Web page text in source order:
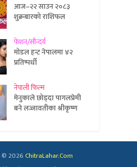
आज–२२ साउन २०८३
शुक्रबारको राशिफल
फेशन/सौन्दर्य
मोडल हन्ट नेपालमा ४२
प्रतिष्पर्धी
नेपाली फिल्म
मेनुकाले छोड्दा पागलप्रेमी
बने लज्जावतीका श्रीकृष्ण
© 2026ChitraLahar.Com